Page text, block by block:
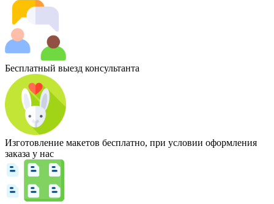
Бесплатный выезд консультанта
Изготовление макетов бесплатно, при условии оформления
заказа у нас